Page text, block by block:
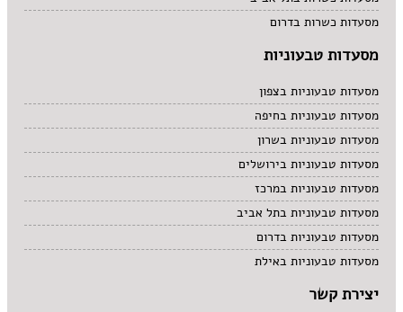
מסעדות כשרות בדרום
מסעדות טבעוניות
מסעדות טבעוניות בצפון
מסעדות טבעוניות בחיפה
מסעדות טבעוניות בשרון
מסעדות טבעוניות בירושלים
מסעדות טבעוניות במרכז
מסעדות טבעוניות בתל אביב
מסעדות טבעוניות בדרום
מסעדות טבעוניות באילת
יצירת קשר